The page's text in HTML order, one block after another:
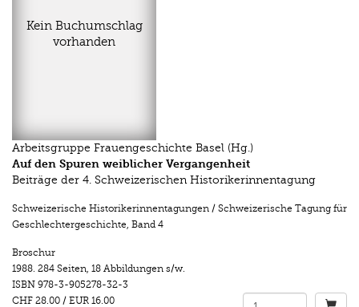
Kein Buchumschlag
vorhanden
Arbeitsgruppe Frauengeschichte Basel (Hg.)
Auf den Spuren weiblicher Vergangenheit
Beiträge der 4. Schweizerischen Historikerinnentagung
Schweizerische Historikerinnentagungen / Schweizerische Tagung für
Geschlechtergeschichte, Band 4
Broschur
1988. 284 Seiten, 18 Abbildungen s/w.
ISBN 978-3-905278-32-3
CHF 28.00 / EUR 16.00